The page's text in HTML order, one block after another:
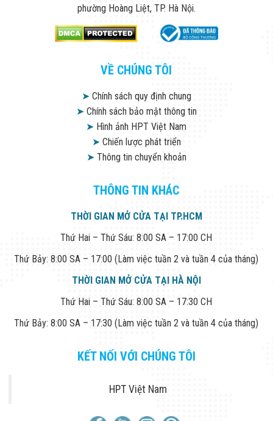
phường Hoàng Liệt, TP. Hà Nội.
VỀ CHÚNG TÔI
➤Chính sách quy định chung
➤Chính sách bảo mật thông tin
➤ Hình ảnh HPT Việt Nam
➤Chiến lược phát triển
➤Thông tin chuyển khoản
THÔNG TIN KHÁC
THỜI GIAN MỞ CỬA TẠI TP.HCM
Thứ Hai – Thứ Sáu: 8:00 SA – 17:00 CH
Thứ Bảy: 8:00 SA – 17:00 (Làm việc tuần 2 và tuần 4 của tháng)
THỜI GIAN MỞ CỬA TẠI HÀ NỘI
Thứ Hai – Thứ Sáu: 8:00 SA – 17:30 CH
Thứ Bảy: 8:00 SA – 17:30 (Làm việc tuần 2 và tuần 4 của tháng)
KẾT NỐI VỚI CHÚNG TÔI
HPT Việt Nam